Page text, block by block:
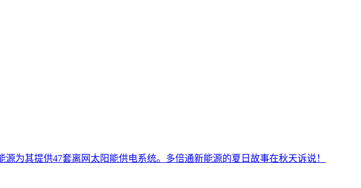
为其提供47套离网太阳能供电系统。多倍通新能源的夏日故事在秋天诉说！